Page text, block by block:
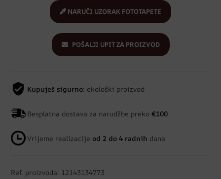
NARUČI UZORAK FOTOTAPETE
POŠALJI UPIT ZA PROIZVOD
Kupuješ sigurno: ekološki proizvod
Besplatna dostava za narudžbe preko€100
Vrijeme realizacije od 2 do 4 radnih dana
Ref. proizvoda: 12143134773